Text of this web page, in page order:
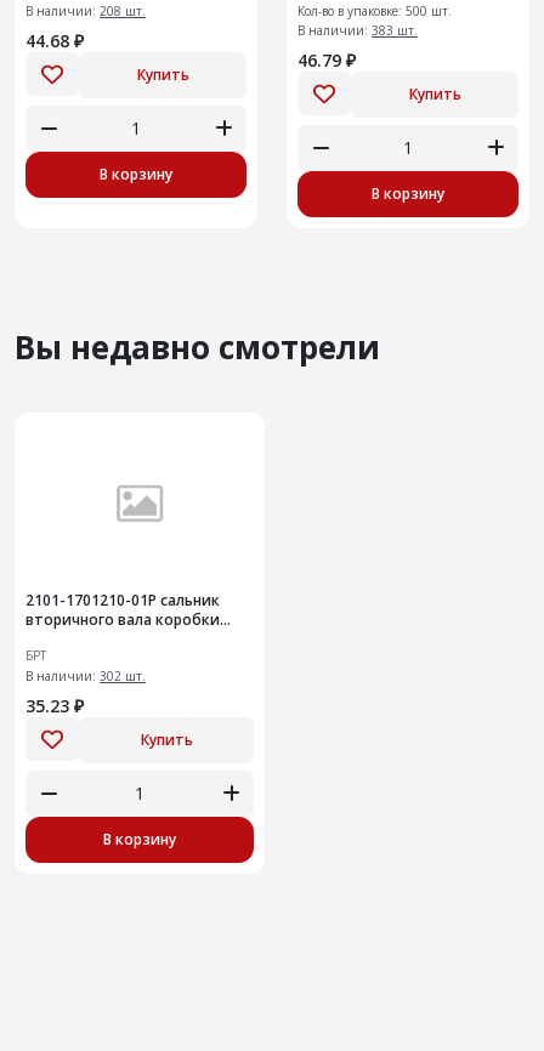
В наличии: 208 шт.
44.68 ₽
Купить
В корзину
Кол-во в упаковке: 500 шт.
В наличии: 383 шт.
46.79 ₽
Купить
В корзину
Вы недавно смотрели
2101-1701210-01Р сальник
вторичного вала коробки
БРТ
В наличии: 302 шт.
35.23 ₽
Купить
В корзину